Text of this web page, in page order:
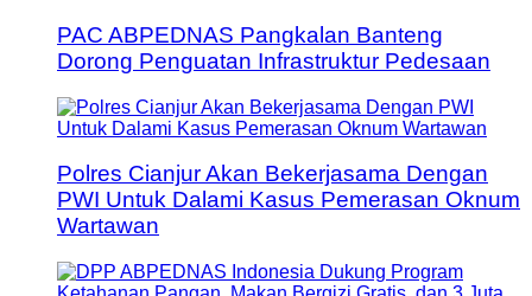
PAC ABPEDNAS Pangkalan Banteng
Dorong Penguatan Infrastruktur Pedesaan
Polres Cianjur Akan Bekerjasama Dengan
PWI Untuk Dalami Kasus Pemerasan Oknum
Wartawan